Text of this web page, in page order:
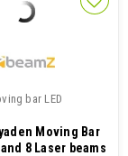
bar LED
Moving Bar
8 Laser beams